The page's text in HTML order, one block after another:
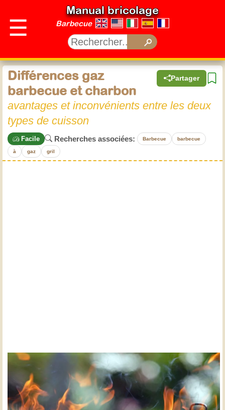
☰
Manual bricolage
Barbecue
Partager
Différences gaz
barbecue et charbon
avantages et inconvénients entre les deux
types de cuisson
Facile Recherches associées: Barbecue barbecue
à gaz gril